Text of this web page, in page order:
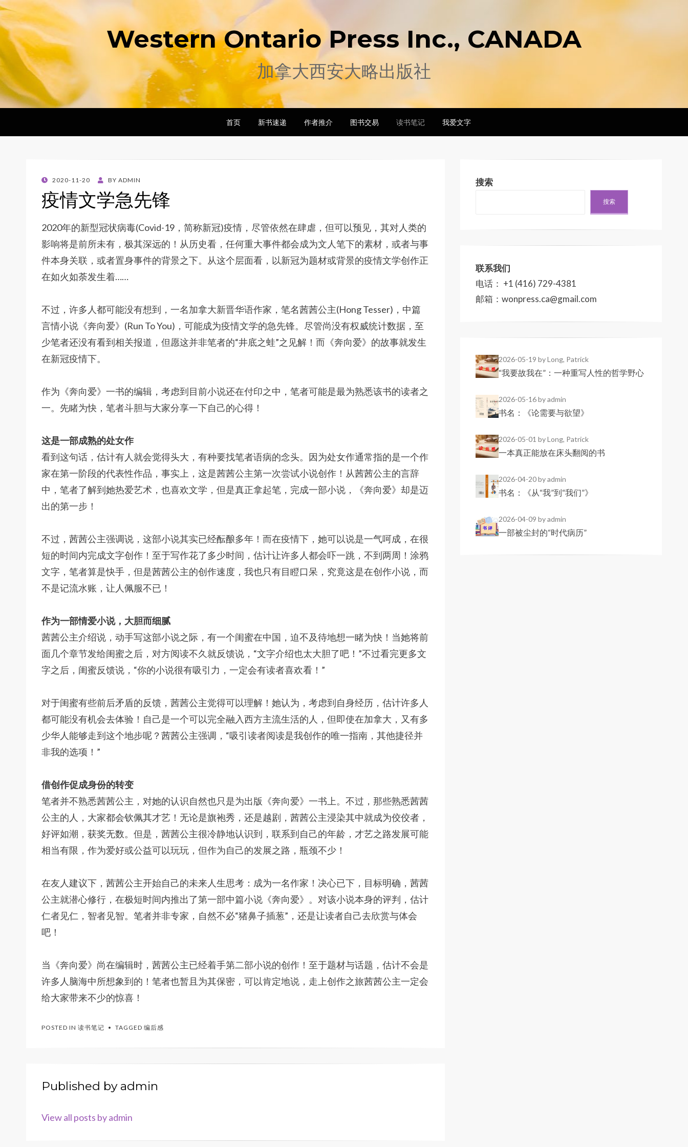
Western Ontario Press Inc., CANADA
加拿大西安大略出版社
首页 新书速递 作者推介 图书交易 读书笔记 我爱文字
POSTED
ON
2020-11-20 BY ADMIN
疫情文学急先锋
2020年的新型冠状病毒(Covid-19，简称新冠)疫情，尽管依然在肆虐，但可以预见，其对人类的
影响将是前所未有，极其深远的！从历史看，任何重大事件都会成为文人笔下的素材，或者与事
件本身关联，或者置身事件的背景之下。从这个层面看，以新冠为题材或背景的疫情文学创作正
在如火如荼发生着……
不过，许多人都可能没有想到，一名加拿大新晋华语作家，笔名茜茜公主(Hong Tesser)，中篇
言情小说《奔向爱》(Run To You)，可能成为疫情文学的急先锋。尽管尚没有权威统计数据，至
少笔者还没有看到相关报道，但愿这并非笔者的“井底之蛙”之见解！而《奔向爱》的故事就发生
在新冠疫情下。
作为《奔向爱》一书的编辑，考虑到目前小说还在付印之中，笔者可能是最为熟悉该书的读者之
一。先睹为快，笔者斗胆与大家分享一下自己的心得！
这是一部成熟的处女作
看到这句话，估计有人就会觉得头大，有种要找笔者语病的念头。因为处女作通常指的是一个作
家在第一阶段的代表性作品，事实上，这是茜茜公主第一次尝试小说创作！从茜茜公主的言辞
中，笔者了解到她热爱艺术，也喜欢文学，但是真正拿起笔，完成一部小说，《奔向爱》却是迈
出的第一步！
不过，茜茜公主强调说，这部小说其实已经酝酿多年！而在疫情下，她可以说是一气呵成，在很
短的时间内完成文字创作！至于写作花了多少时间，估计让许多人都会吓一跳，不到两周！涂鸦
文字，笔者算是快手，但是茜茜公主的创作速度，我也只有目瞪口呆，究竟这是在创作小说，而
不是记流水账，让人佩服不已！
作为一部情爱小说，大胆而细腻
茜茜公主介绍说，动手写这部小说之际，有一个闺蜜在中国，迫不及待地想一睹为快！当她将前
面几个章节发给闺蜜之后，对方阅读不久就反馈说，“文字介绍也太大胆了吧！”不过看完更多文
字之后，闺蜜反馈说，“你的小说很有吸引力，一定会有读者喜欢看！”
对于闺蜜有些前后矛盾的反馈，茜茜公主觉得可以理解！她认为，考虑到自身经历，估计许多人
都可能没有机会去体验！自己是一个可以完全融入西方主流生活的人，但即使在加拿大，又有多
少华人能够走到这个地步呢？茜茜公主强调，“吸引读者阅读是我创作的唯一指南，其他捷径并
非我的选项！”
借创作促成身份的转变
笔者并不熟悉茜茜公主，对她的认识自然也只是为出版《奔向爱》一书上。不过，那些熟悉茜茜
公主的人，大家都会钦佩其才艺！无论是旗袍秀，还是越剧，茜茜公主浸染其中就成为佼佼者，
好评如潮，获奖无数。但是，茜茜公主很冷静地认识到，联系到自己的年龄，才艺之路发展可能
相当有限，作为爱好或公益可以玩玩，但作为自己的发展之路，瓶颈不少！
在友人建议下，茜茜公主开始自己的未来人生思考：成为一名作家！决心已下，目标明确，茜茜
公主就潜心修行，在极短时间内推出了第一部中篇小说《奔向爱》。对该小说本身的评判，估计
仁者见仁，智者见智。笔者并非专家，自然不必“猪鼻子插葱”，还是让读者自己去欣赏与体会
吧！
当《奔向爱》尚在编辑时，茜茜公主已经着手第二部小说的创作！至于题材与话题，估计不会是
许多人脑海中所想象到的！笔者也暂且为其保密，可以肯定地说，走上创作之旅茜茜公主一定会
给大家带来不少的惊喜！
POSTED IN 读书笔记 TAGGED 编后感
Published by admin
View all posts by admin
搜索
搜索
联系我们
电话： +1 (416) 729-4381
邮箱：wonpress.ca@gmail.com
2026-05-19 by Long, Patrick
“我要故我在”：一种重写人性的哲学野心
2026-05-16by admin
书名：《论需要与欲望》
2026-05-01 by Long, Patrick
一本真正能放在床头翻阅的书
2026-04-20by admin
书名：《从“我”到“我们”》
2026-04-09 by admin
一部被尘封的“时代病历”